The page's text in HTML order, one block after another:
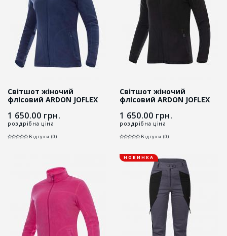
Світшот жіночий
флісовий ARDON JOFLEX
1 650.00 грн.
роздрібна ціна
Відгуки (0)
Світшот жіночий
флісовий ARDON JOFLEX
1 650.00 грн.
роздрібна ціна
Відгуки (0)
НОВИНКА